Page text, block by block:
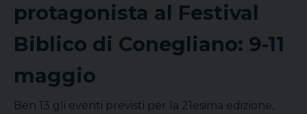
protagonista al Festival
Biblico di Conegliano: 9-11
maggio
Ben 13 gli eventi previsti per la 21esima edizione,